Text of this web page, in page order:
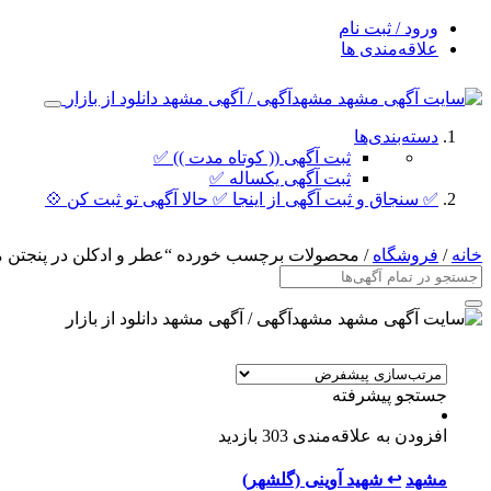
ورود / ثبت نام
علاقه‌مندی ها
دسته‌بندی‌ها
ثبت آگهی (( کوتاه مدت )) ✅
ثبت آگهی یکساله ✅
✅ سنجاق و ثبت آگهی از اینجا ✅ حالا آگهی تو ثبت کن 💠
خانه / فروشگاه / محصولات برچسب خورده “عطر و ادکلن در پنجتن
جستجو پیشرفته
افزودن به علاقه‌مندی 303 بازدید
مشهد ↩ شهید آوینی (گلشهر)